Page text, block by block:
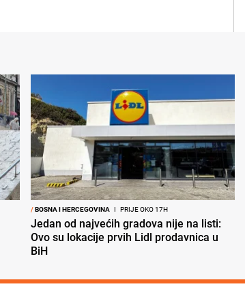
/BOSNA I HERCEGOVINA I PRIJE OKO 17H
Jedan od najvećih gradova nije na listi:
Ovo su lokacije prvih Lidl prodavnica u
BiH